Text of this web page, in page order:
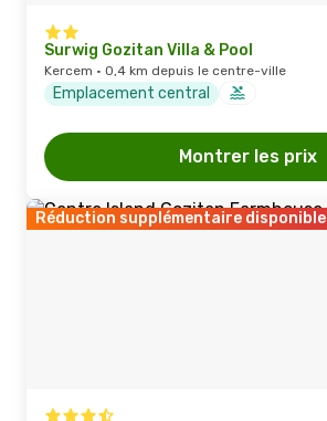
Surwig Gozitan Villa & Pool
Kercem · 0,4 km depuis le centre-ville
Emplacement central
Montrer les prix
Réduction supplémentaire disponible